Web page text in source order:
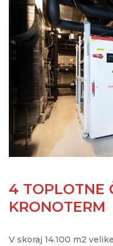
4 TOPLOTNE
KRONOTERM
V skoraj 14.100 m2